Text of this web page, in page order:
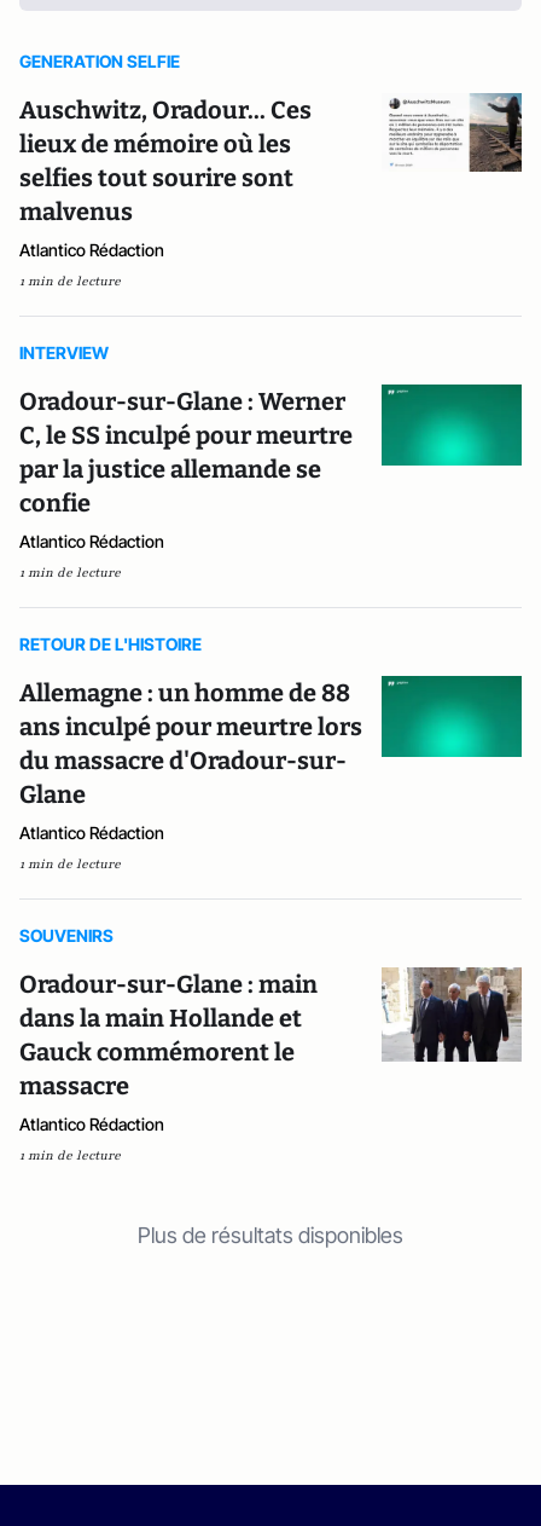
GENERATION SELFIE
Auschwitz, Oradour... Ces
lieux de mémoire où les
selfies tout sourire sont
malvenus
Atlantico Rédaction
1 min de lecture
INTERVIEW
Oradour-sur-Glane : Werner
C, le SS inculpé pour meurtre
par la justice allemande se
confie
Atlantico Rédaction
1 min de lecture
RETOUR DE L'HISTOIRE
Allemagne : un homme de 88
ans inculpé pour meurtre lors
du massacre d'Oradour-sur-
Glane
Atlantico Rédaction
1 min de lecture
SOUVENIRS
Oradour-sur-Glane : main
dans la main Hollande et
Gauck commémorent le
massacre
Atlantico Rédaction
1 min de lecture
Plus de résultats disponibles